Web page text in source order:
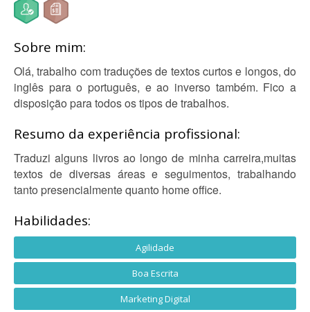
Sobre mim:
Olá, trabalho com traduções de textos curtos e longos, do
inglês para o português, e ao inverso também. Fico a
disposição para todos os tipos de trabalhos.
Resumo da experiência profissional:
Traduzi alguns livros ao longo de minha carreira,muitas
textos de diversas áreas e seguimentos, trabalhando
tanto presencialmente quanto home office.
Habilidades:
Agilidade
Boa Escrita
Marketing Digital